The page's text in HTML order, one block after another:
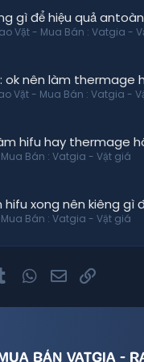
gì để hiệu quả
Vặt - Mua Bán : Vatgia -
nên làm thermage
Vặt - Mua Bán : Vatgia -
hifu hay thermage
Bán : Vatgia - Vật giá
xong nên kiêng gì
Bán : Vatgia - Vật giá
TumblrWhatsApp
Email
BÁN VATGIA -